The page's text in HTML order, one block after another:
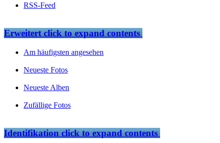
RSS-Feed
Erweitertclick to expand contents
Am häufigsten angesehen
Neueste Fotos
Neueste Alben
Zufällige Fotos
Identifikationclick to expand contents